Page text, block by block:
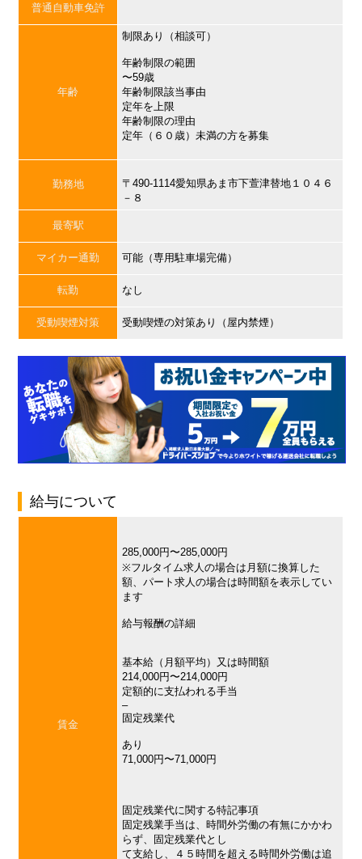
普通自動車免許
年齢
制限あり（相談可）
年齢制限の範囲
〜59歳
年齢制限該当事由
定年を上限
年齢制限の理由
定年（６０歳）未満の方を募集
勤務地
〒490-1114愛知県あま市下萱津替地１０４６
－８
最寄駅
マイカー通勤 可能（専用駐車場完備）
転勤 なし
受動喫煙対策 受動喫煙の対策あり（屋内禁煙）
給与について
賃金
285,000円〜285,000円
※フルタイム求人の場合は月額に換算した
額、パート求人の場合は時間額を表示してい
ます
給与報酬の詳細
基本給（月額平均）又は時間額
214,000円〜214,000円
定額的に支払われる手当
–
固定残業代
あり
71,000円〜71,000円
固定残業代に関する特記事項
固定残業手当は、時間外労働の有無にかかわ
らず、固定残業代とし
て支給し、４５時間を超える時間外労働は追